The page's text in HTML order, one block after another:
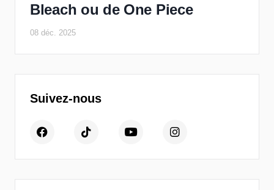
Bleach ou de One Piece
08 déc. 2025
Suivez-nous